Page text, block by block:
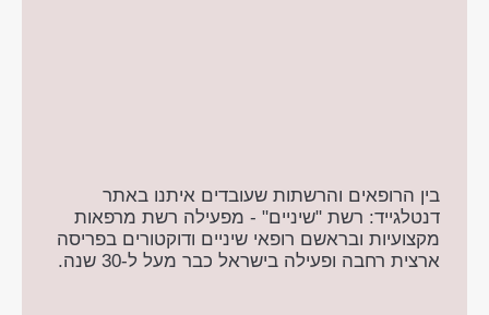
בין הרופאים והרשתות שעובדים איתנו באתר
דנטלגייד: רשת "שיניים" - מפעילה רשת מרפאות
מקצועיות ובראשם רופאי שיניים ודוקטורים בפריסה
ארצית רחבה ופעילה בישראל כבר מעל ל-30 שנה.